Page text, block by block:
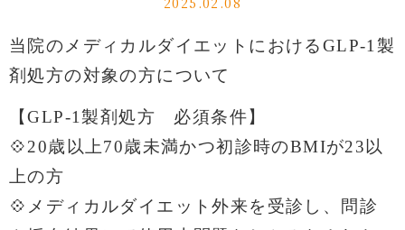
当院のメディカルダイエットにおけるGLP-1製
剤処方の対象の方について
【GLP-1製剤処方 必須条件】
💠20歳以上70歳未満かつ初診時のBMIが23 以
上の方
💠メディカルダイエット外来を受診し、 問診